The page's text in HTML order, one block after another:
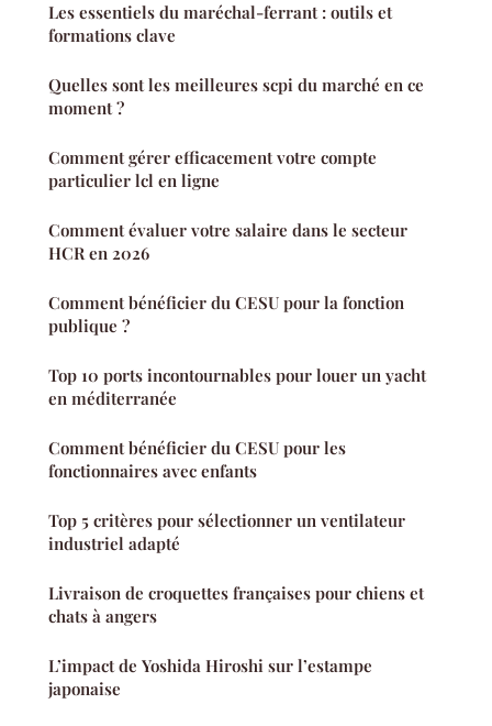
Les essentiels du maréchal-ferrant : outils et
formations clave
Quelles sont les meilleures scpi du marché en ce
moment ?
Comment gérer efficacement votre compte
particulier lcl en ligne
Comment évaluer votre salaire dans le secteur
HCR en 2026
Comment bénéficier du CESU pour la fonction
publique ?
Top 10 ports incontournables pour louer un yacht
en méditerranée
Comment bénéficier du CESU pour les
fonctionnaires avec enfants
Top 5 critères pour sélectionner un ventilateur
industriel adapté
Livraison de croquettes françaises pour chiens et
chats à angers
L’impact de Yoshida Hiroshi sur l’estampe
japonaise